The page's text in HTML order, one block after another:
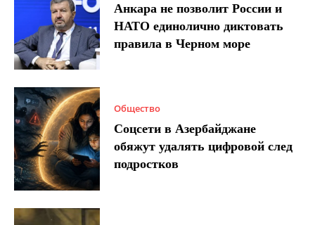
Анкара не позволит России и
НАТО единолично диктовать
правила в Черном море
Общество
Соцсети в Азербайджане
обяжут удалять цифровой след
подростков